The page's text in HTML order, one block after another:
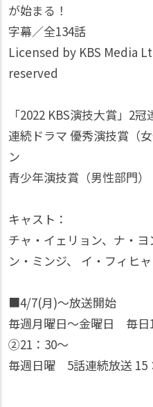
が始まる！
字幕／全134話
Licensed by KBS Media
reserved
「2022 KBS演技大賞」2冠
連続ドラマ 優秀演技賞（
ン
青少年演技賞（男性部門
キャスト：
チャ・イェリョン、ナ・
ン・ミンジ、 イ・フィヒ
■4/7(月)～放送開始
毎週月曜日～金曜日 毎日
②21：30〜
毎週日曜 5話連続放送 15